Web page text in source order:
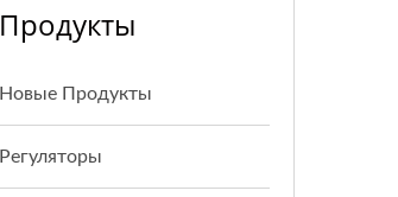
Продукты
Новые Продукты
Регуляторы